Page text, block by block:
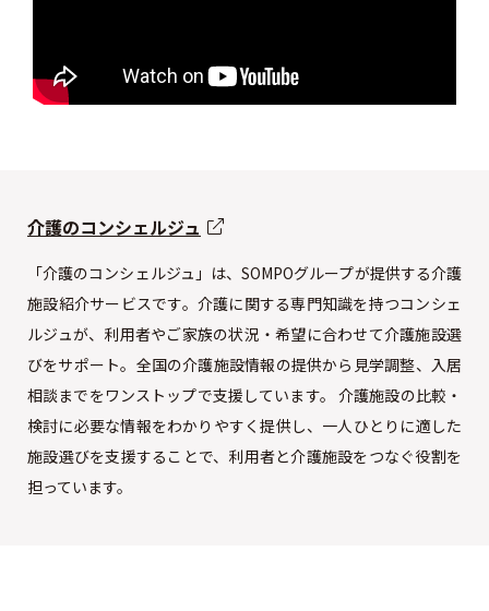
介護のコンシェルジュ
「介護のコンシェルジュ」は、SOMPOグループが提供する介護
施設紹介サービスです。介護に関する専門知識を持つコンシェ
ルジュが、利用者やご家族の状況・希望に合わせて介護施設選
びをサポート。全国の介護施設情報の提供から見学調整、入居
相談までをワンストップで支援しています。 介護施設の比較・
検討に必要な情報をわかりやすく提供し、一人ひとりに適した
施設選びを支援することで、利用者と介護施設をつなぐ役割を
担っています。